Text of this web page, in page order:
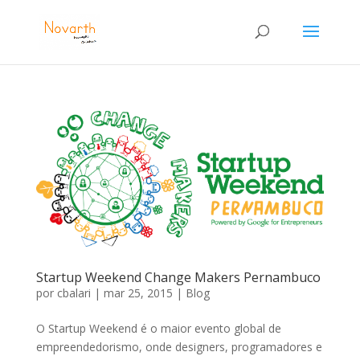
Startup Weekend Change Makers Pernambuco
por cbalari | mar 25, 2015 | Blog
O Startup Weekend é o maior evento global de
empreendedorismo, onde designers, programadores e